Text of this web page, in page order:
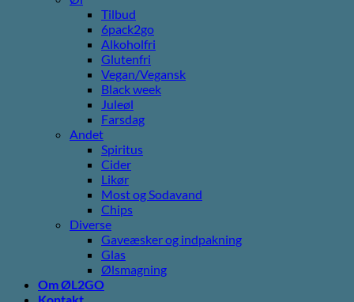
Tilbud
6pack2go
Alkoholfri
Glutenfri
Vegan/Vegansk
Black week
Juleøl
Farsdag
Andet
Spiritus
Cider
Likør
Most og Sodavand
Chips
Diverse
Gaveæsker og indpakning
Glas
Ølsmagning
Om ØL2GO